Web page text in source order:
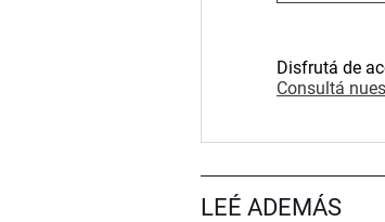
Disfrutá de
Consultá
LEÉ ADEMÁS